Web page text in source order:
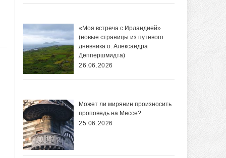
«Моя встреча с Ирландией»
(новые страницы из путевого
дневника о. Александра
Деппершмидта)
26.06.2026
Может ли мирянин произносить
проповедь на Мессе?
25.06.2026